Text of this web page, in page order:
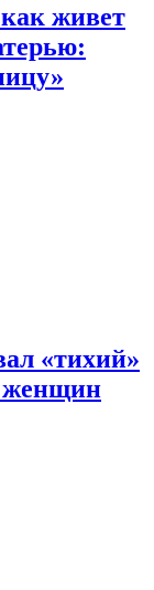
живет
«тихий»
женщин